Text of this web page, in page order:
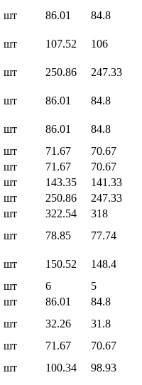
шт 86.01
84.8
шт 107.52
106
шт 250.86
247.33
шт 86.01
84.8
шт 86.01
84.8
шт 71.67
70.67
шт 71.67
70.67
шт 143.35
141.33
шт 250.86
247.33
шт 322.54
318
шт 78.85
77.74
шт 150.52
148.4
шт 6
5
шт 86.01
84.8
шт 32.26
31.8
шт 71.67
70.67
шт 100.34
98.93